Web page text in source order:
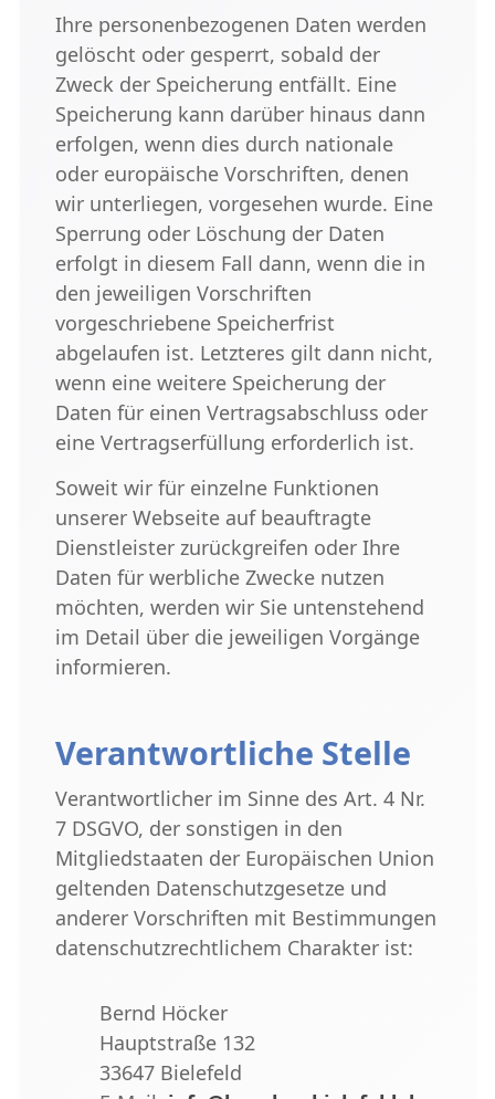
Ihre personenbezogenen Daten werden
gelöscht oder gesperrt, sobald der
Zweck der Speicherung entfällt. Eine
Speicherung kann darüber hinaus dann
erfolgen, wenn dies durch nationale
oder europäische Vorschriften, denen
wir unterliegen, vorgesehen wurde. Eine
Sperrung oder Löschung der Daten
erfolgt in diesem Fall dann, wenn die in
den jeweiligen Vorschriften
vorgeschriebene Speicherfrist
abgelaufen ist. Letzteres gilt dann nicht,
wenn eine weitere Speicherung der
Daten für einen Vertragsabschluss oder
eine Vertragserfüllung erforderlich ist.
Soweit wir für einzelne Funktionen
unserer Webseite auf beauftragte
Dienstleister zurückgreifen oder Ihre
Daten für werbliche Zwecke nutzen
möchten, werden wir Sie untenstehend
im Detail über die jeweiligen Vorgänge
informieren.
Verantwortliche Stelle
Verantwortlicher im Sinne des Art. 4 Nr.
7 DSGVO, der sonstigen in den
Mitgliedstaaten der Europäischen Union
geltenden Datenschutzgesetze und
anderer Vorschriften mit Bestimmungen
datenschutzrechtlichem Charakter ist:
Bernd Höcker
Hauptstraße 132
33647 Bielefeld